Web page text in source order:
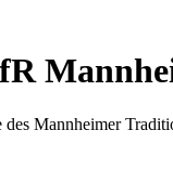
Mannheimer